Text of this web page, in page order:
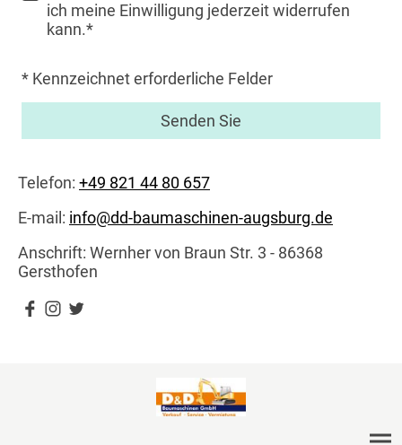
ich meine Einwilligung jederzeit widerrufen
kann.*
* Kennzeichnet erforderliche Felder
Senden Sie
Telefon: +49 821 44 80 657
E-mail: info@dd-baumaschinen-augsburg.de
Anschrift: Wernher von Braun Str. 3 - 86368
Gersthofen